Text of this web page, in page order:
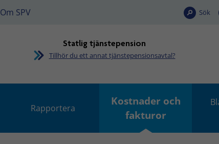
Om SPV Sök
Statlig tjänstepension
Tillhör du ett annat tjänstepensionsavtal?
Rapportera
Kostnader och
fakturor